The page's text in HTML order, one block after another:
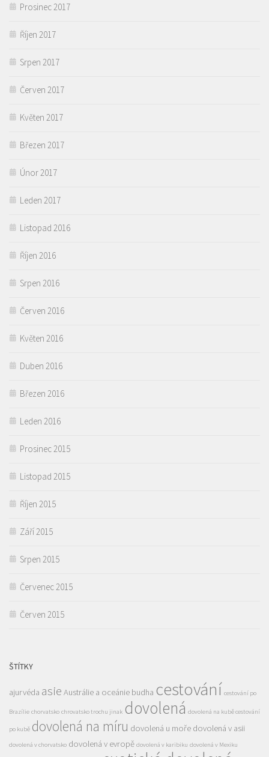
Prosinec 2017
Říjen 2017
Srpen 2017
Červen 2017
Květen 2017
Březen 2017
Únor 2017
Leden 2017
Listopad 2016
Říjen 2016
Srpen 2016
Červen 2016
Květen 2016
Duben 2016
Březen 2016
Leden 2016
Prosinec 2015
Listopad 2015
Říjen 2015
Září 2015
Srpen 2015
Červenec 2015
Červen 2015
ŠTÍTKY
ajurvéda asie Austrálie a oceánie budha cestování cestování po
Brazílie chorvatsko chrovatsko trochu jinak dovolená dovolená na kubě cestování
po kubě dovolená na míru dovolená u moře dovolená v asii
dovolená v chorvatsko dovolená v evropě dovolená v karibiku dovolená v Mexiku